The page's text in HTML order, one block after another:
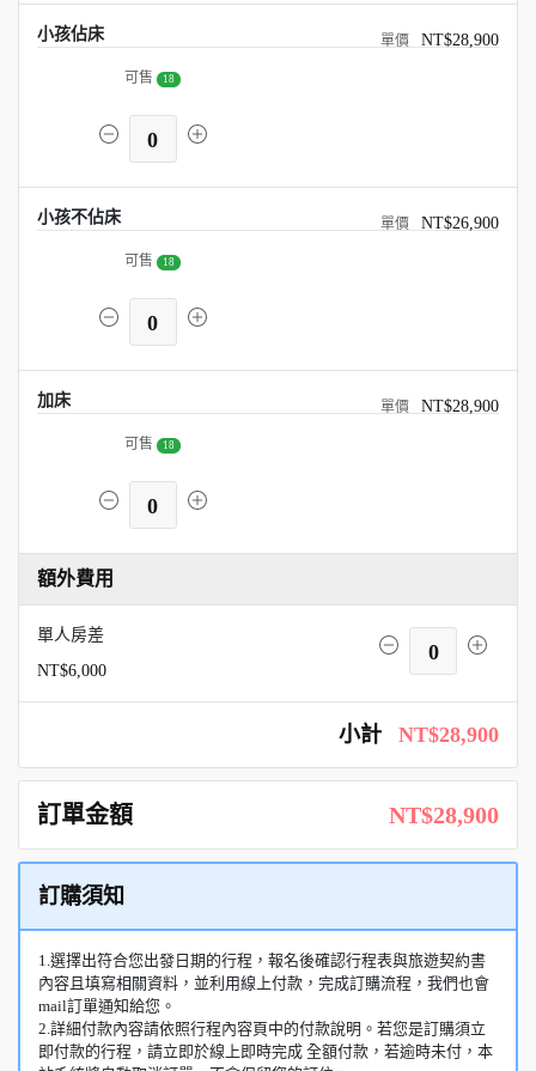
小孩佔床 NT$28,900
可售 18
0
小孩不佔床 NT$26,900
可售 18
0
加床 NT$28,900
可售 18
0
額外費用
單人房差
NT$6,000
0
小計 NT$28,900
訂單金額 NT$28,900
訂購須知
1.選擇出符合您出發日期的行程，報名後確認行程表與旅遊契約書
內容且填寫相關資料，並利用線上付款，完成訂購流程，我們也會
mail訂單通知給您。
2.詳細付款內容請依照行程內容頁中的付款說明。若您是訂購須立
即付款的行程，請立即於線上即時完成 全額付款，若逾時未付，本